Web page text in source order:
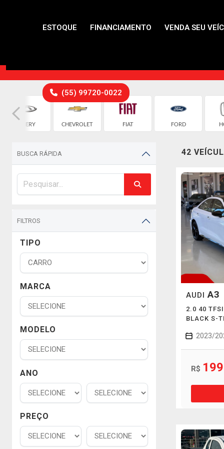
ESTOQUE FINANCIAMENTO VENDA SEU
(55) 99720-0022
CHERY CHEVROLET FIAT FORD
BUSCA RÁPIDA
FILTROS
TIPO
MARCA
MODELO
ANO
PREÇO
42
AUDIA3
2.0 40
BLACK S-
2023/
R$